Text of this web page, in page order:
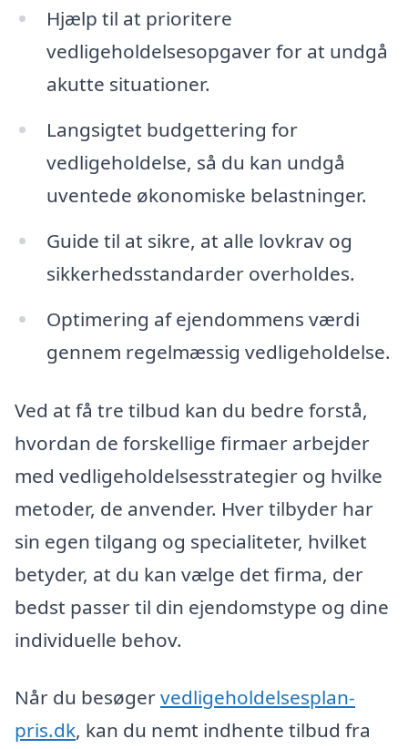
Hjælp til at prioritere
vedligeholdelsesopgaver for at undgå
akutte situationer.
Langsigtet budgettering for
vedligeholdelse, så du kan undgå
uventede økonomiske belastninger.
Guide til at sikre, at alle lovkrav og
sikkerhedsstandarder overholdes.
Optimering af ejendommens værdi
gennem regelmæssig vedligeholdelse.
Ved at få tre tilbud kan du bedre forstå,
hvordan de forskellige firmaer arbejder
med vedligeholdelsesstrategier og hvilke
metoder, de anvender. Hver tilbyder har
sin egen tilgang og specialiteter, hvilket
betyder, at du kan vælge det firma, der
bedst passer til din ejendomstype og dine
individuelle behov.
Når du besøgervedligeholdelsesplan-
pris.dk, kan du nemt indhente tilbud fra